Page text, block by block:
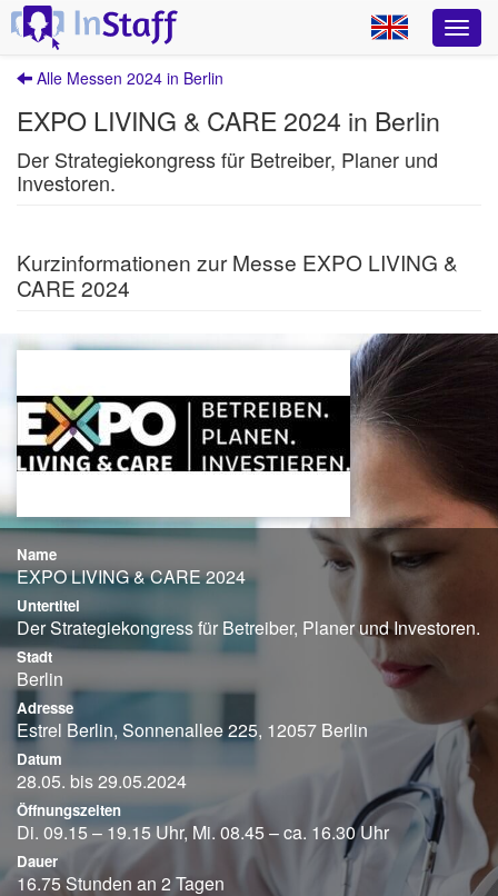
Alle Messen 2024 in Berlin
EXPO LIVING & CARE 2024 in Berlin
Der Strategiekongress für Betreiber, Planer und
Investoren.
Kurzinformationen zur Messe EXPO LIVING &
CARE 2024
Name
EXPO LIVING & CARE 2024
Untertitel
Der Strategiekongress für Betreiber, Planer und Investoren.
Stadt
Berlin
Adresse
Estrel Berlin, Sonnenallee 225, 12057 Berlin
Datum
28.05. bis 29.05.2024
Öffnungszeiten
Di. 09.15 – 19.15 Uhr, Mi. 08.45 – ca. 16.30 Uhr
Dauer
16.75 Stunden an 2 Tagen